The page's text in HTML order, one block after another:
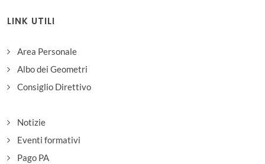
LINK UTILI
Area Personale
Albo dei Geometri
Consiglio Direttivo
Notizie
Eventi formativi
Pago PA